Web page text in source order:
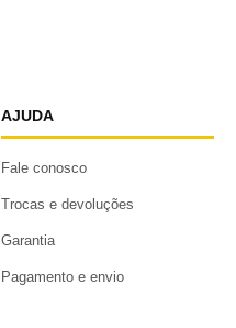
AJUDA
Fale conosco
Trocas e devoluções
Garantia
Pagamento e envio